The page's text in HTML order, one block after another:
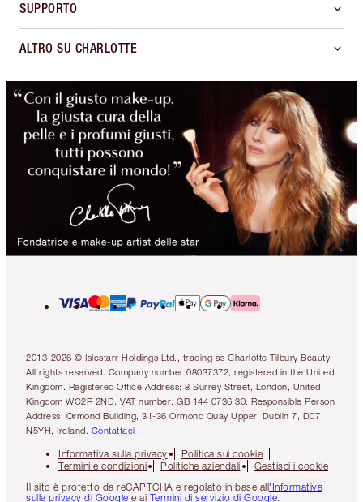
SUPPORTO
ALTRO SU CHARLOTTE
2013-2026 © Islestarr Holdings Ltd., trading as Charlotte Tilbury Beauty.
All rights reserved. Company number 08037372, registered in the United
Kingdom. Registered Office Address: 8 Surrey Street, London, United
Kingdom WC2R 2ND. VAT number: GB 144 0736 30. Responsible Person
Address: Ormond Building, 31-36 Ormond Quay Upper, Dublin 7, D07
N5YH, Ireland. Contattaci
Informativa sulla privacy
Politica sui cookie
Termini e condizioni
Politiche aziendali
Gestisci i cookie
Il sito è protetto da reCAPTCHA e regolato in base all'Informativa
sulla privacy di Google e ai Termini di servizio di Google.